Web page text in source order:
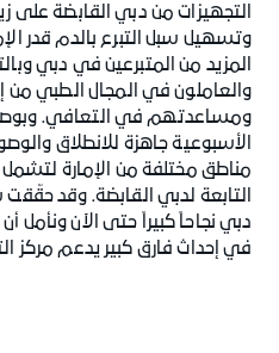
التجهيزات من دبي القابضة على
وتسهيل سبل التبرع بالدم قدر
المزيد من المتبرعين في دبي
والعاملون في المجال الطبي من
ومساعدتهم في التعافي. وبوصول
الأسبوعية جاهزة للانطلاق
مناطق مختلفة من الإمارة
التابعة لدبي القابضة. وقد
دبي نجاحاً كبيراً حتى الآن
في إحداث فارق كبير يدعم مركز